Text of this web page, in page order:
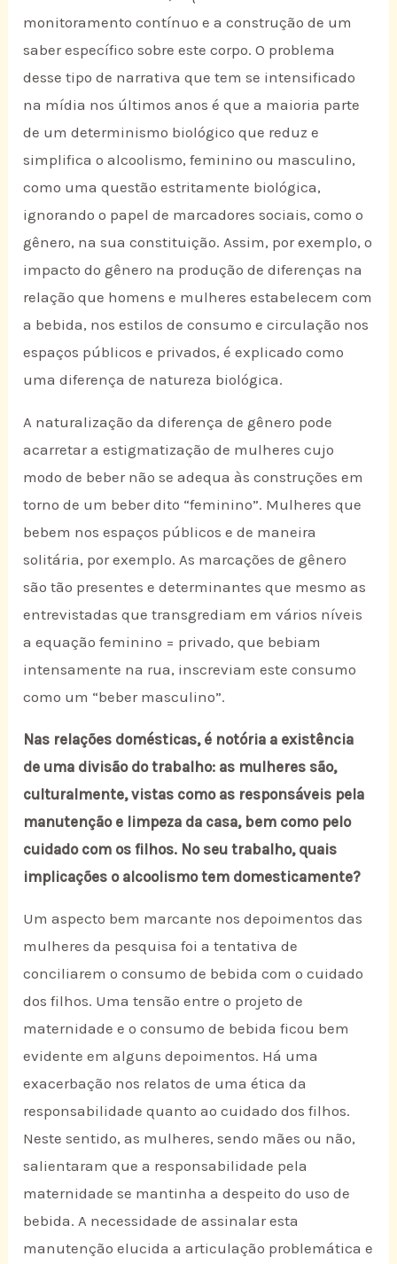
monitoramento contínuo e a construção de um
saber específico sobre este corpo. O problema
desse tipo de narrativa que tem se intensificado
na mídia nos últimos anos é que a maioria parte
de um determinismo biológico que reduz e
simplifica o alcoolismo, feminino ou masculino,
como uma questão estritamente biológica,
ignorando o papel de marcadores sociais, como o
gênero, na sua constituição. Assim, por exemplo, o
impacto do gênero na produção de diferenças na
relação que homens e mulheres estabelecem com
a bebida, nos estilos de consumo e circulação nos
espaços públicos e privados, é explicado como
uma diferença de natureza biológica.
A naturalização da diferença de gênero pode
acarretar a estigmatização de mulheres cujo
modo de beber não se adequa às construções em
torno de um beber dito “feminino”. Mulheres que
bebem nos espaços públicos e de maneira
solitária, por exemplo. As marcações de gênero
são tão presentes e determinantes que mesmo as
entrevistadas que transgrediam em vários níveis
a equação feminino = privado, que bebiam
intensamente na rua, inscreviam este consumo
como um “beber masculino”.
Nas relações domésticas, é notória a existência
de uma divisão do trabalho: as mulheres são,
culturalmente, vistas como as responsáveis pela
manutenção e limpeza da casa, bem como pelo
cuidado com os filhos. No seu trabalho, quais
implicações o alcoolismo tem domesticamente?
Um aspecto bem marcante nos depoimentos das
mulheres da pesquisa foi a tentativa de
conciliarem o consumo de bebida com o cuidado
dos filhos. Uma tensão entre o projeto de
maternidade e o consumo de bebida ficou bem
evidente em alguns depoimentos. Há uma
exacerbação nos relatos de uma ética da
responsabilidade quanto ao cuidado dos filhos.
Neste sentido, as mulheres, sendo mães ou não,
salientaram que a responsabilidade pela
maternidade se mantinha a despeito do uso de
bebida. A necessidade de assinalar esta
manutenção elucida a articulação problemática e